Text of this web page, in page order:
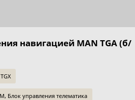
навигацией MAN TGA (б/
Блок управления телематика